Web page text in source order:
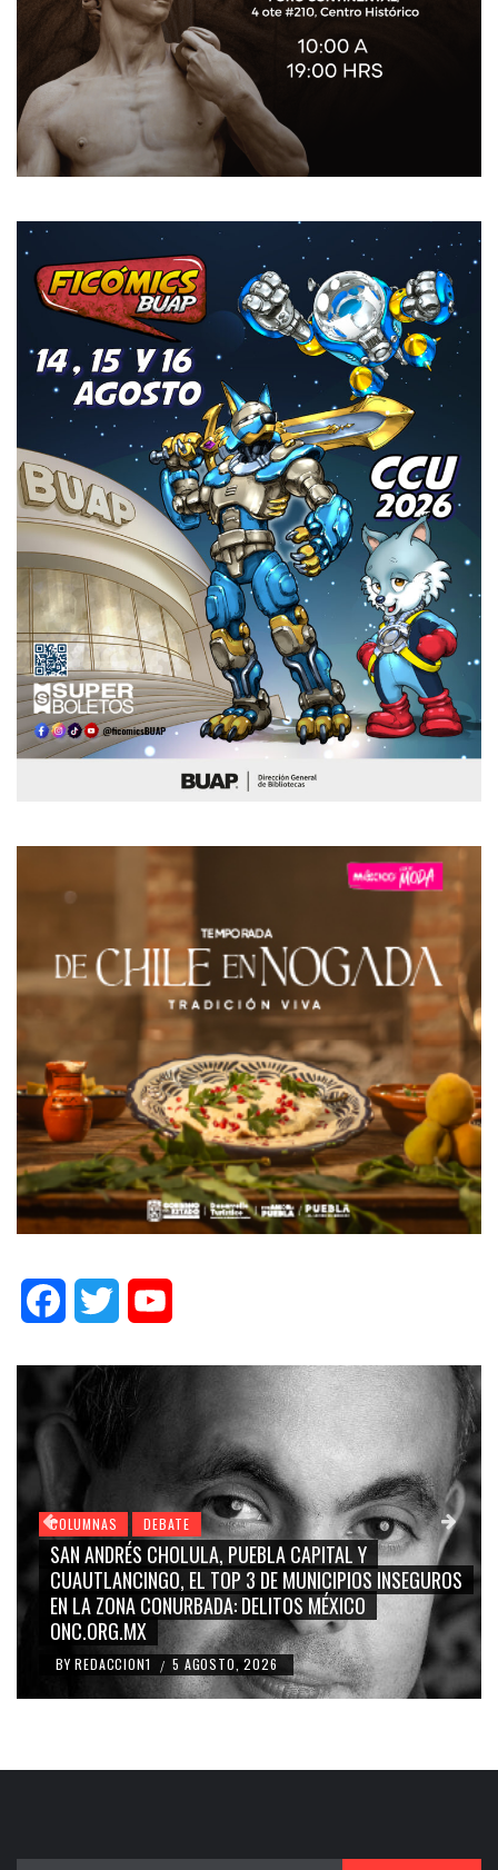
FacebookTwitter
COLUMNAS DEBATE
GRACE PALOMARES, NAY SALVATORI, SERGIO MAYER,
CARMEN SALINAS “LA CORCHOLATA”, CUAUHTÉMOC
BLANCO, SILVIA PINAL: LA TRIVIALIZACIÓN Y
RIDICULIZACIÓN DE LA REPRESENTACIÓN CIUDADANA
BY REDACCION1 / 4 AGOSTO, 2026